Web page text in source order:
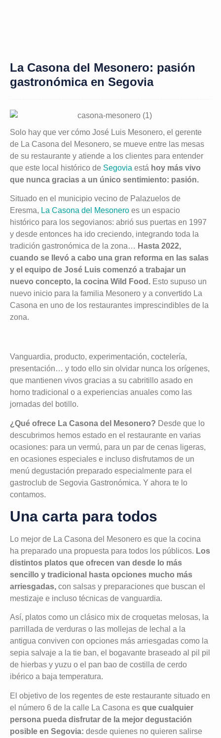
La Casona del Mesonero: pasión
gastronómica en Segovia
Solo hay que ver cómo José Luis Mesonero, el gerente
de La Casona del Mesonero, se mueve entre las mesas
de su restaurante y atiende a los clientes para entender
que este local histórico de Segovia está hoy más vivo
que nunca gracias a un único sentimiento: pasión.
Situado en el municipio vecino de Palazuelos de
Eresma, La Casona del Mesonero es un espacio
histórico para los segovianos: abrió sus puertas en 1997
y desde entonces ha ido creciendo, integrando toda la
tradición gastronómica de la zona… Hasta 2022,
cuando se llevó a cabo una gran reforma en las salas
y el equipo de José Luis comenzó a trabajar un
nuevo concepto, la cocina Wild Food. Esto supuso un
nuevo inicio para la familia Mesonero y a convertido La
Casona en uno de los restaurantes imprescindibles de la
zona.
Vanguardia, producto, experimentación, coctelería,
presentación… y todo ello sin olvidar nunca los orígenes,
que mantienen vivos gracias a su cabritillo asado en
horno tradicional o a experiencias anuales como las
jornadas del botillo.
¿Qué ofrece La Casona del Mesonero? Desde que lo
descubrimos hemos estado en el restaurante en varias
ocasiones: para un vermú, para un par de cenas ligeras,
en ocasiones especiales e incluso disfrutamos de un
menú degustación preparado especialmente para el
gastroclub de Segovia Gastronómica. Y ahora te lo
contamos.
Una carta para todos
Lo mejor de La Casona del Mesonero es que la cocina
ha preparado una propuesta para todos los públicos. Los
distintos platos que ofrecen van desde lo más
sencillo y tradicional hasta opciones mucho más
arriesgadas, con salsas y preparaciones que buscan el
mestizaje e incluso técnicas de vanguardia.
Así, platos como un clásico mix de croquetas melosas, la
parrillada de verduras o las mollejas de lechal a la
antigua conviven con opciones más arriesgadas como la
sepia salvaje a la tie ban, el bogavante braseado al pil pil
de hierbas y yuzu o el pan bao de costilla de cerdo
ibérico a baja temperatura.
El objetivo de los regentes de este restaurante situado en
el número 6 de la calle La Casona es que cualquier
persona pueda disfrutar de la mejor degustación
posible en Segovia: desde quienes no quieren salirse